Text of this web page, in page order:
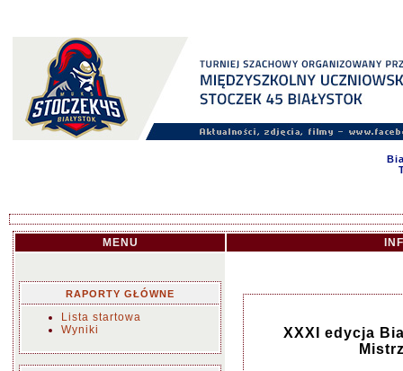
MENU
RAPORTY GŁÓWNE
Lista startowa
Wyniki
XXXI edycja